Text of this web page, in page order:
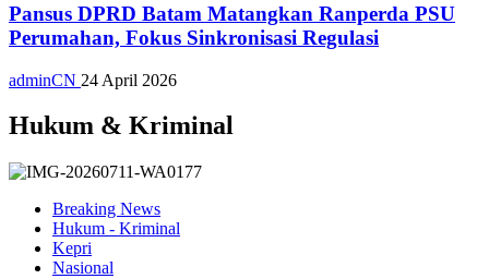
Pansus DPRD Batam Matangkan Ranperda PSU
Perumahan, Fokus Sinkronisasi Regulasi
adminCN 24 April 2026
Hukum & Kriminal
Breaking News
Hukum - Kriminal
Kepri
Nasional